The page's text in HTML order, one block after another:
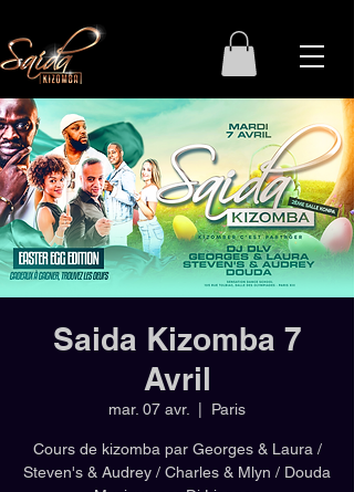
Saida Kizomba 7
Avril
mar. 07 avr. Paris
Cours de kizomba par Georges & Laura /
Steven's & Audrey / Charles & Mlyn / Douda